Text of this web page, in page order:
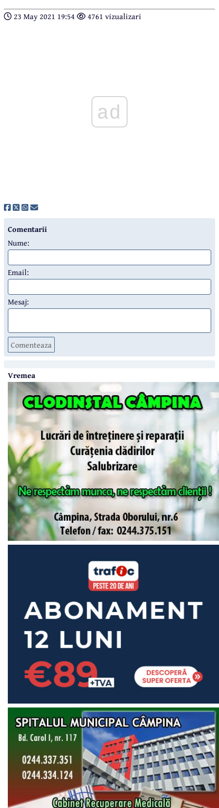
23 May 2021 19:54 4761 vizualizari
ad
Comentarii
Nume:
Email:
Mesaj:
Comenteaza
Vremea